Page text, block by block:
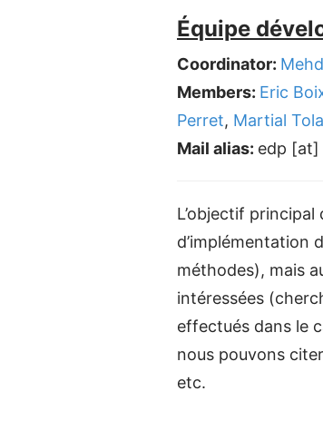
Équipe
Coordinator:
Members: Eric
Perret, Martial Tola
Mail alias: edp [at]
L’objectif
d’implémentation
méthodes), mais
intéressées
effectués dans le
nous pouvons
etc.